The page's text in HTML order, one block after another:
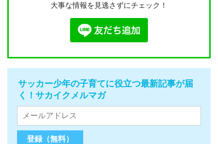
大事な情報を見逃さずにチェック！
サッカー少年の子育てに役立つ最新記事が届
く！サカイクメルマガ